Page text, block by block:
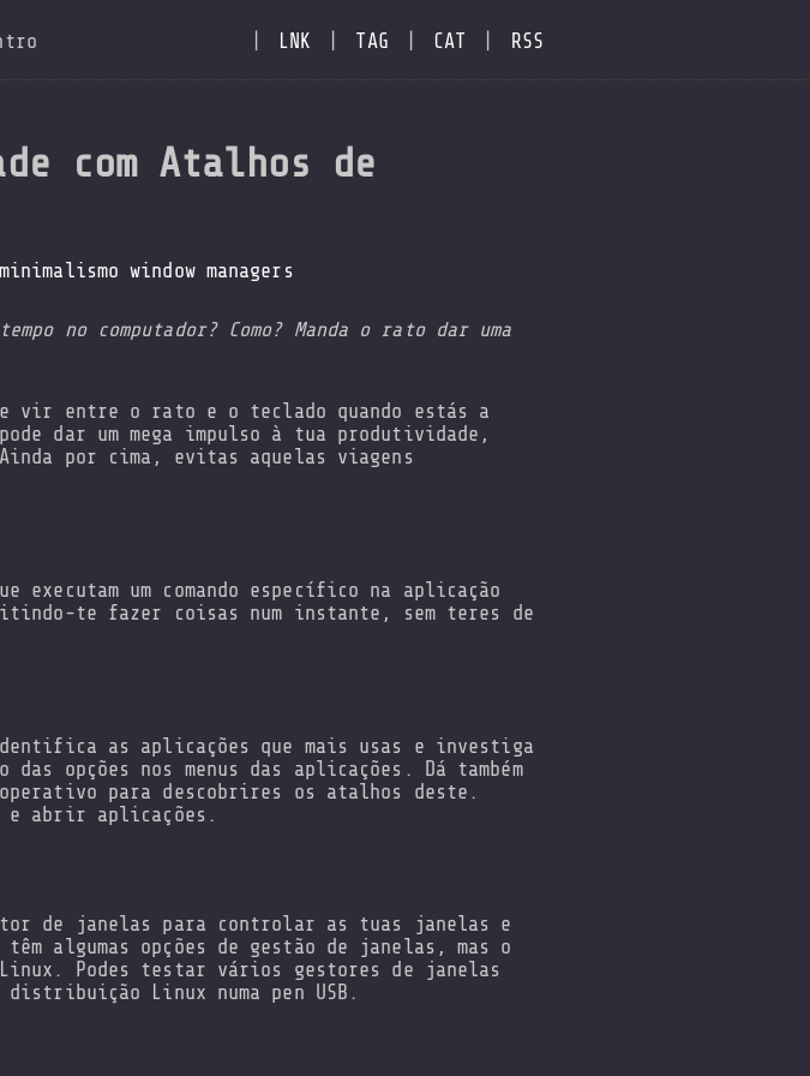
LNK TAG CAT RSS
com Atalhos de
minimalismo window managers
no computador? Como? Manda o rato dar uma
vir entre o rato e o teclado quando estás a
dar um mega impulso à tua produtividade,
por cima, evitas aquelas viagens
executam um comando específico na aplicação
te fazer coisas num instante, sem teres de
as aplicações que mais usas e investiga
opções nos menus das aplicações. Dá também
para descobrires os atalhos deste.
e abrir aplicações.
de janelas para controlar as tuas janelas e
algumas opções de gestão de janelas, mas o
Podes testar vários gestores de janelas
distribuição Linux numa pen USB.